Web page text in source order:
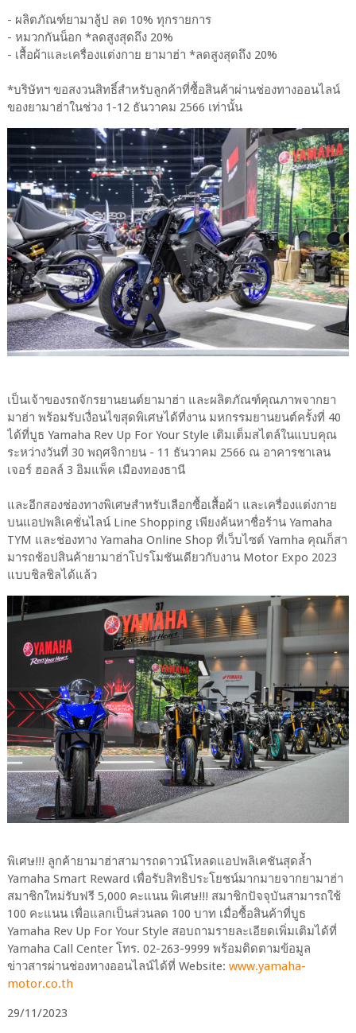
- ผลิตภัณฑ์ยามาลู้ป ลด 10% ทุกรายการ
- หมวกกันน็อก *ลดสูงสุดถึง 20%
- เสื้อผ้าและเครื่องแต่งกาย ยามาฮ่า *ลดสูงสุดถึง 20%
*บริษัทฯ ขอสงวนสิทธิ์สำหรับลูกค้าที่ซื้อสินค้าผ่านช่องทางออนไลน์
ของยามาฮ่าในช่วง 1-12 ธันวาคม 2566 เท่านั้น
เป็นเจ้าของรถจักรยานยนต์ยามาฮ่า และผลิตภัณฑ์คุณภาพจากยา
มาฮ่า พร้อมรับเงื่อนไขสุดพิเศษได้ที่งาน มหกรรมยานยนต์ครั้งที่ 40
ได้ที่บูธ Yamaha Rev Up For Your Style เติมเต็มสไตล์ในแบบคุณ
ระหว่างวันที่ 30 พฤศจิกายน - 11 ธันวาคม 2566 ณ อาคารชาเลน
เจอร์ ฮอลล์ 3 อิมแพ็ค เมืองทองธานี
และอีกสองช่องทางพิเศษสำหรับเลือกซื้อเสื้อผ้า และเครื่องแต่งกาย
บนแอปพลิเคชั่นไลน์ Line Shopping เพียงค้นหาชื่อร้าน Yamaha
TYM และช่องทาง Yamaha Online Shop ที่เว็บไซต์ Yamha คุณก็สา
มารถช้อปสินค้ายามาฮ่าโปรโมชันเดียวกับงาน Motor Expo 2023
แบบชิลชิลได้แล้ว
พิเศษ!!! ลูกค้ายามาฮ่าสามารถดาวน์โหลดแอปพลิเคชันสุดล้ำ
Yamaha Smart Reward เพื่อรับสิทธิประโยชน์มากมายจากยามาฮ่า
สมาชิกใหม่รับฟรี 5,000 คะแนน พิเศษ!!! สมาชิกปัจจุบันสามารถใช้
100 คะแนน เพื่อแลกเป็นส่วนลด 100 บาท เมื่อซื้อสินค้าที่บูธ
Yamaha Rev Up For Your Style สอบถามรายละเอียดเพิ่มเติมได้ที่
Yamaha Call Center โทร. 02-263-9999 พร้อมติดตามข้อมูล
ข่าวสารผ่านช่องทางออนไลน์ได้ที่ Website: www.yamaha-
motor.co.th
29/11/2023